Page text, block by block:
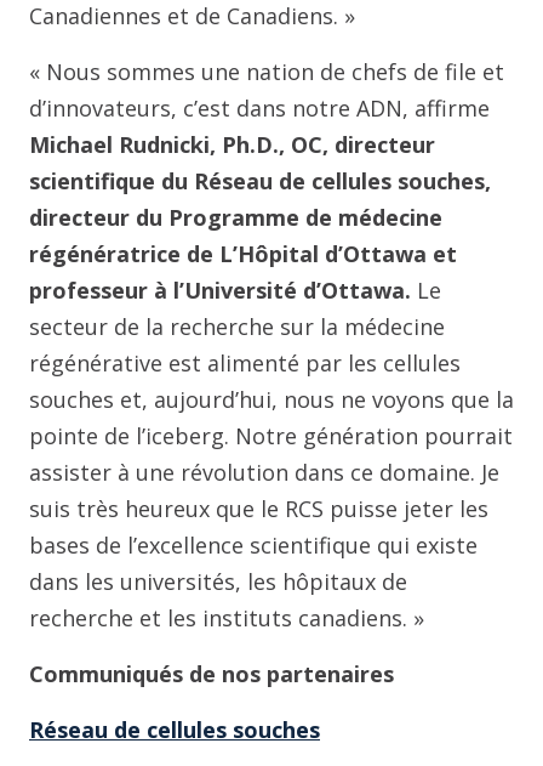
Canadiennes et de Canadiens. »
« Nous sommes une nation de chefs de file et
d’innovateurs, c’est dans notre ADN, affirme
Michael Rudnicki, Ph.D., OC, directeur
scientifique du Réseau de cellules souches,
directeur du Programme de médecine
régénératrice de L’Hôpital d’Ottawa et
professeur à l’Université d’Ottawa. Le
secteur de la recherche sur la médecine
régénérative est alimenté par les cellules
souches et, aujourd’hui, nous ne voyons que la
pointe de l’iceberg. Notre génération pourrait
assister à une révolution dans ce domaine. Je
suis très heureux que le RCS puisse jeter les
bases de l’excellence scientifique qui existe
dans les universités, les hôpitaux de
recherche et les instituts canadiens. »
Communiqués de nos partenaires
Réseau de cellules souches